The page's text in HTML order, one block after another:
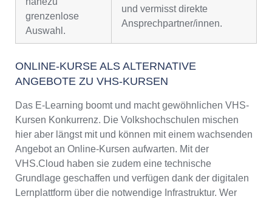
grenzenlose
Auswahl.
und vermisst direkte
Ansprechpartner/innen.
ONLINE-KURSE ALS ALTERNATIVE
ANGEBOTE ZU VHS-KURSEN
Das E-Learning boomt und macht gewöhnlichen VHS-
Kursen Konkurrenz. Die Volkshochschulen mischen
hier aber längst mit und können mit einem wachsenden
Angebot an Online-Kursen aufwarten. Mit der
VHS.Cloud haben sie zudem eine technische
Grundlage geschaffen und verfügen dank der digitalen
Lernplattform über die notwendige Infrastruktur. Wer